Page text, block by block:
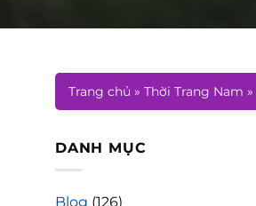
Trang chủ » Thời Trang Nam »
DANH MỤC
Blog (126)